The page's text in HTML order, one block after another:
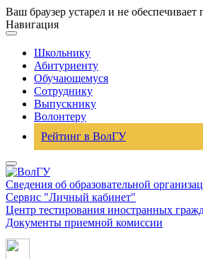
Ваш браузер устарел и не
Навигация
Школьнику
Абитуриенту
Обучающемуся
Сотруднику
Выпускнику
Волонтеру
Рейтинг в ВолГУ
Сведения об образовательной
Сервис "Личный кабинет"
Центр тестирования иностранных
Документы приемной комиссии